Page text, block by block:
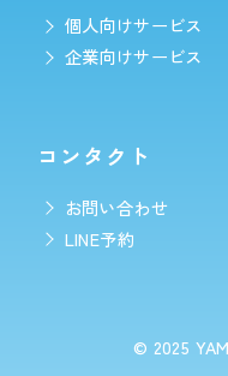
個人向けサービス
企業向けサービス
コンタクト
お問い合わせ
LINE予約
© 2025